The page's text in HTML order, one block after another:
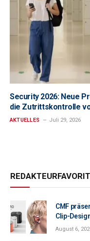
Security 2026: Neue
die Zutrittskontrolle
AKTUELLES Juli 29, 2026
CMF
Clip-
August 6,